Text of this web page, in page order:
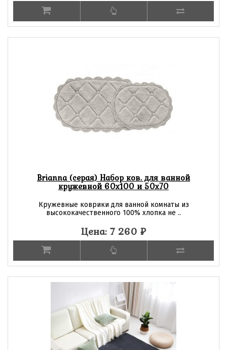
Brianna (серая) Набор ков. для ванной
кружевной 60х100 и 50х70
Кружевные коврики для ванной комнаты из
высококачественного 100% хлопка не ..
Цена: 7 260 ₽